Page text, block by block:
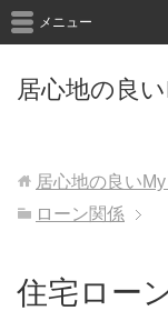
居心地の良
メニュー
居心地の良い
ローン関係
住宅ロー